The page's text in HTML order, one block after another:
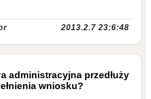
2013.2.7 23:6:48
administracyjna przedłuży
wniosku?